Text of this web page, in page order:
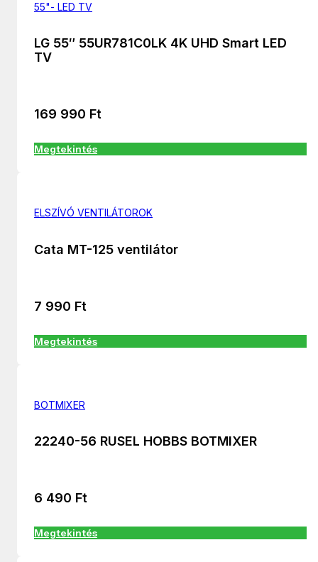
55"- LED TV
LG 55″ 55UR781C0LK 4K UHD Smart LED
TV
169 990 Ft
Megtekintés
ELSZÍVÓ VENTILÁTOROK
Cata MT-125 ventilátor
7 990 Ft
Megtekintés
BOTMIXER
22240-56 RUSEL HOBBS BOTMIXER
6 490 Ft
Megtekintés